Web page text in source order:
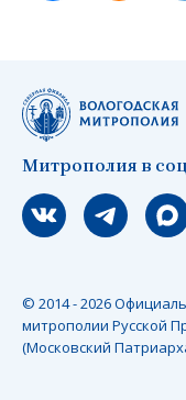
Митрополия в
Мы вконтакте
Мы в Мы в
© 2014 - 2026
митрополии Русской
(Московский